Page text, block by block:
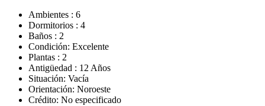
Ambientes : 6
Dormitorios : 4
Baños : 2
Condición: Excelente
Plantas : 2
Antigüedad : 12 Años
Situación: Vacía
Orientación: Noroeste
Crédito: No especificado